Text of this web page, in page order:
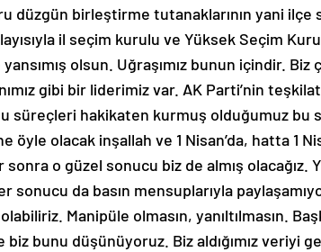
düzgün birleştirme tutanaklarının yani
il seçim kurulu ve Yüksek Seçim
olsun. Uğraşımız bunun içindir.
gibi bir liderimiz var. AK Parti’nin
süreçleri hakikaten kurmuş olduğumuz bu
öyle olacak inşallah ve 1 Nisan’da, hatta 1
o güzel sonucu biz de almış
sonucu da basın mensuplarıyla
Manipüle olmasın, yanıltılmasın.
bunu düşünüyoruz. Biz aldığımız veriyi